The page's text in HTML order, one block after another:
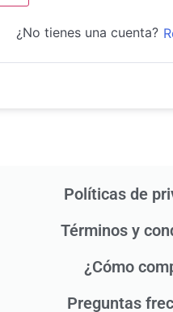
¿No tienes una cuenta?
Políticas de
Términos y
¿Cómo
Preguntas